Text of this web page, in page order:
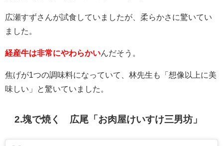
広瀬すずさんが試食していましたが、柔らかさに驚いてい
ました。
経産牛は非常にやわらかいんだそう。
焦げが1つの調味料になっていて、林先生も「想像以上に美
味しい」と驚いていました。
2.塊で焼く 広尾「お肉屋けいすけ三男坊」